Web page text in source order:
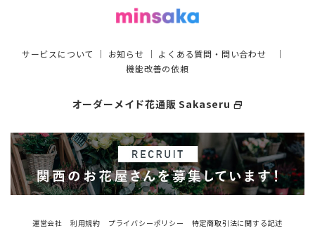
サービスについて ｜ お知らせ ｜ よくある質問・問い合わせ ｜
機能改善の依頼
オーダーメイド花通販 Sakaseru select_window
運営会社 利用規約 プライバシーポリシー
特定商取引法に関する記述